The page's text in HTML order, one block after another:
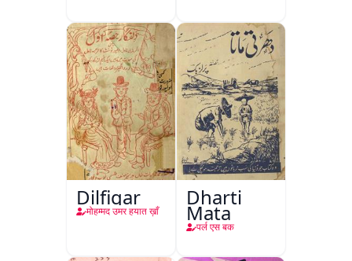
Dilfigar
मोहम्मद उमर हयात ख़ाँ
Dharti
Mata
पर्ल एस बक